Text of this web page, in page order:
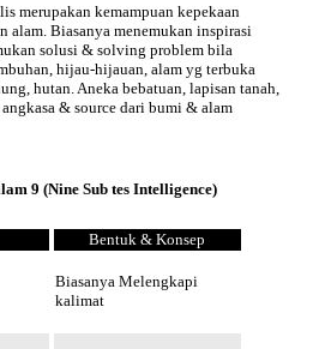
merupakan kemampuan kepekaan
alam. Biasanya menemukan inspirasi
solusi & solving problem bila
hijau-hijauan, alam yg terbuka
hutan. Aneka bebatuan, lapisan tanah,
& source dari bumi & alam
9 (Nine Sub tes Intelligence)
Bentuk & Konsep
Biasanya Melengkapi
kalimat